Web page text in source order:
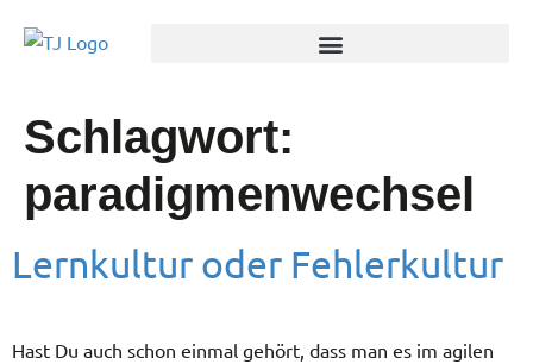
Schlagwort:
paradigmenwechsel
Lernkultur oder Fehlerkultur
Hast Du auch schon einmal gehört, dass man es im agilen